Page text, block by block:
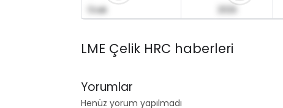
Ocak
LME Çelik HRC haberleri
Yorumlar
Henüz yorum yapılmadı